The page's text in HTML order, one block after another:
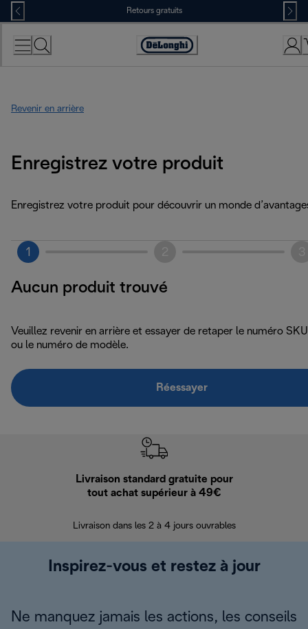
Skip
to
Content
Retours gratuits
Déclaration
Revenir en arrière
Enregistrez votre produit
Enregistrez votre produit pour découvrir un monde
1
Aucun produit trouvé
Veuillez revenir en arrière et essayer de retaper le numéro SKU
ou le numéro de modèle.
Réessayer
Livraison standard gratuite pour
tout achat supérieur à 49€
Livraison dans les 2 à 4 jours ouvrables
Inspirez-vous et restez à jour
Ne manquez jamais les actions, les conseils